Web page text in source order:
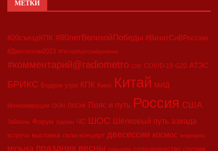
МЕТКИ
#20съездКПК #80летВеликойПобеды #ВизитСиВРоссию
#Двесессии2023 #Петербургскийдневник
#комментарий@radiometro CIIE COVID-19 G20 АТЭС
БРИКС Бодрое утро КПК Кино Китай МИД
Минкоммерции ООН ПМЭФ Пояс и путь Россия США
Тайвань Форум Харбин ЧС ШОС Шёлковый путь азиада
встреча выставка гала-концерт двесессии космос медицина
музыка праздник весны синьцзян сотрудничество спутник